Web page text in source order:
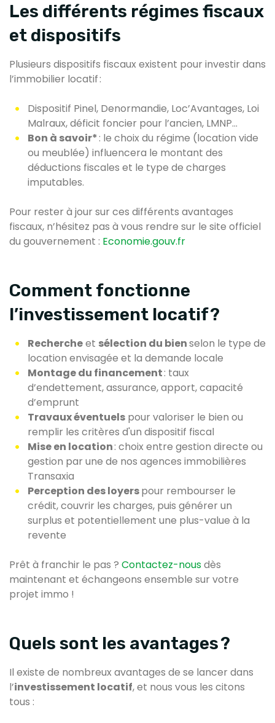
Les différents régimes fiscaux
et dispositifs
Plusieurs dispositifs fiscaux existent pour investir dans
l’immobilier locatif :
Dispositif Pinel, Denormandie, Loc’Avantages, Loi
Malraux, déficit foncier pour l’ancien, LMNP...
Bon à savoir* : le choix du régime (location vide
ou meublée) influencera le montant des
déductions fiscales et le type de charges
imputables.
Pour rester à jour sur ces différents avantages
fiscaux, n’hésitez pas à vous rendre sur le site officiel
du gouvernement : Economie.gouv.fr
Comment fonctionne
l’investissement locatif ?
Rechercheet sélection du bienselon le type de
location envisagée et la demande locale
Montage du financement: taux
d’endettement, assurance, apport, capacité
d’emprunt
Travaux éventuels pour valoriser le bien ou
remplir les critères d'un dispositif fiscal
Mise en location: choix entre gestion directe ou
gestion par une de nos agences immobilières
Transaxia
Perception des loyerspour rembourser le
crédit, couvrir les charges, puis générer un
surplus et potentiellement une plus-value à la
revente
Prêt à franchir le pas ? Contactez-nousdès
maintenant et échangeons ensemble sur votre
projet immo !
Quels sont les avantages ?
Il existe de nombreux avantages de se lancer dans
l’investissement locatif, et nous vous les citons
tous :